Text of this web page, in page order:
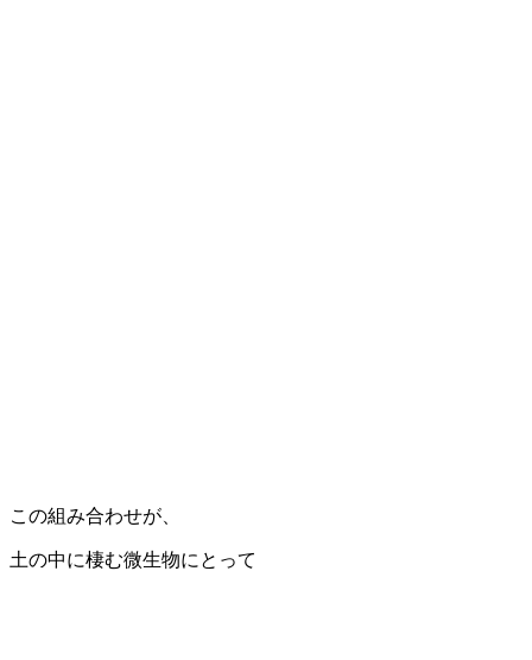
この組み合わせが、
土の中に棲む微生物にとって